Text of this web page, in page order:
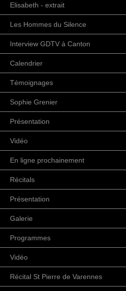
Elisabeth - extrait
Les Hommes du Silence
Interview GDTV à Canton
Calendrier
Témoignages
Sophie Grenier
Présentation
Vidéo
En ligne prochainement
Récitals
Présentation
Galerie
Programmes
Vidéo
Récital St Pierre de Varennes